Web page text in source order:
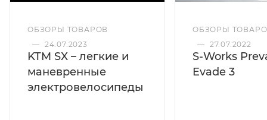
ОБЗОРЫ ТОВАРОВ
— 24.07.2023
KTM SX – легкие и
маневренные
электровелосипеды
ОБЗОРЫ
— 27.07.2022
S-Works
Evade 3